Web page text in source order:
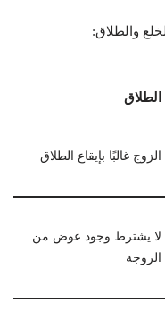
والطلاق:
الطلاق
الزوج غالبًا بإيقاع الطلاق
لا يشترط وجود عوض من
الزوجة